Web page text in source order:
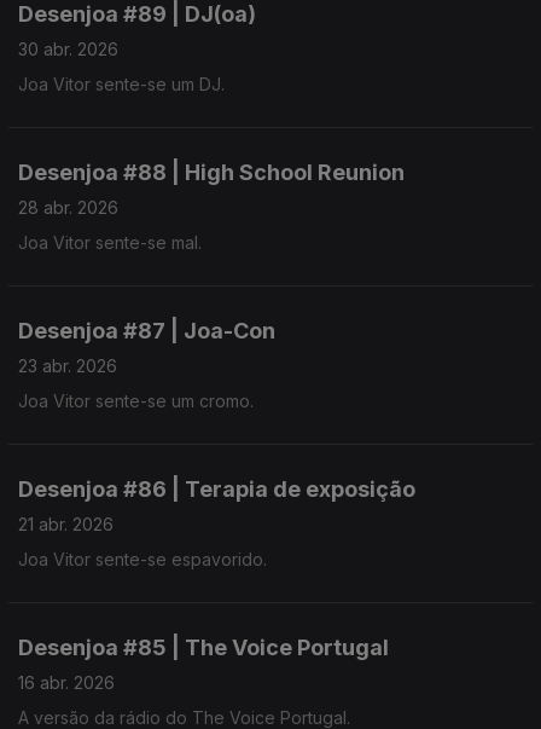
Desenjoa #89 | DJ(oa)
30 abr. 2026
Joa Vitor sente-se um DJ.
Desenjoa #88 | High School Reunion
28 abr. 2026
Joa Vitor sente-se mal.
Desenjoa #87 | Joa-Con
23 abr. 2026
Joa Vitor sente-se um cromo.
Desenjoa #86 | Terapia de exposição
21 abr. 2026
Joa Vitor sente-se espavorido.
Desenjoa #85 | The Voice Portugal
16 abr. 2026
A versão da rádio do The Voice Portugal.